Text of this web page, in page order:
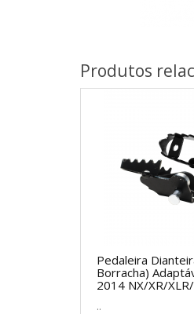
Produtos
Pedaleira
Borracha)
2014 NX/XR/
..